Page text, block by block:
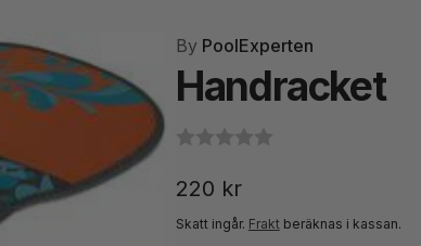
ByPoolExperten
Handracket
Ordinarie
pris
220 kr
Skatt ingår. Fraktberäknas i kassan.